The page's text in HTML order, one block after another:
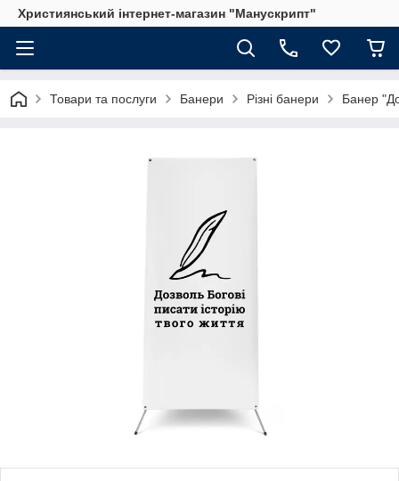
Християнський інтернет-магазин "Манускрипт"
Товари та послуги Банери Різні банери Банер